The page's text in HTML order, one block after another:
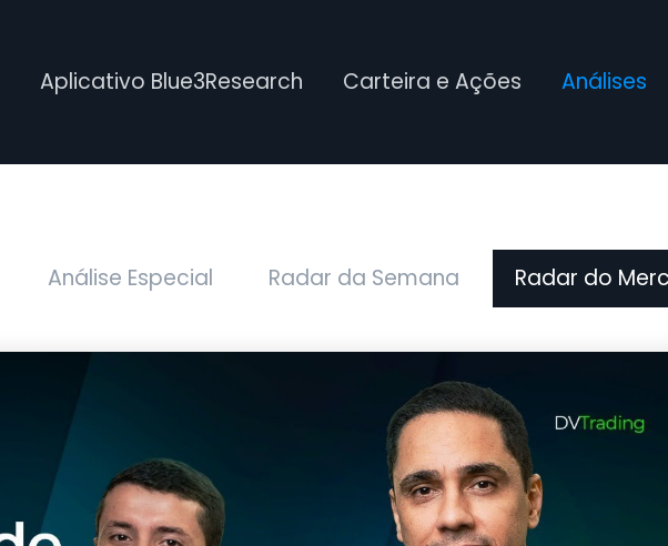
Aplicativo Blue3Research Carteira e Ações Análises
Análise Especial Radar da Semana Radar do